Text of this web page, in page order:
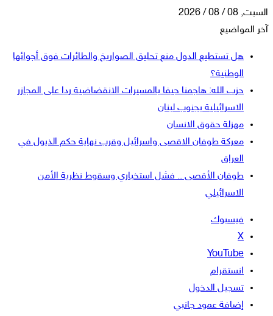
السبت, 08 / 08 / 2026
آخر المواضيع
هل تستطيع الدول منع تحليق الصواريخ والطائرات فوق أجوائها
الوطنية؟
حزب الله: هاجمنا حيفا بالمسيرات الانقضاضية ردا على المجازر
الاسرائيلية بجنوب لبنان
مهزلة حقوق الانسان
معركة طوفان الاقصى واسرائيل وقرب نهاية حكم الذيول في
العراق
طوفان الأقصى .. فشل استخباري وسقوط نظرية الأمن
الاسرائيلي
فيسبوك
‫X
‫YouTube
انستقرام
تسجيل الدخول
إضافة عمود جانبي